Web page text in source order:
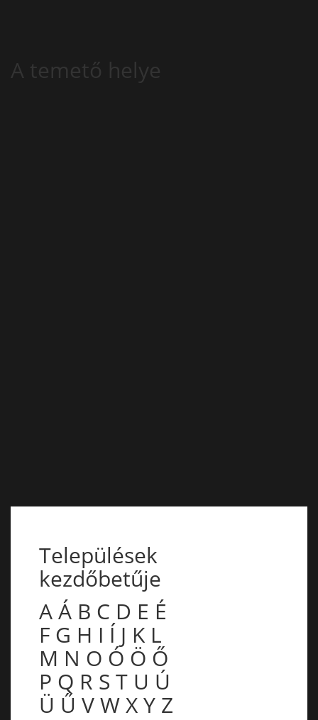
A temető helye
Települések
kezdőbetűje
AÁ B C D E É
F G H I Í J K L
M N O Ó Ö Ő
P Q R S T U Ú
Ü Ű VWXY Z